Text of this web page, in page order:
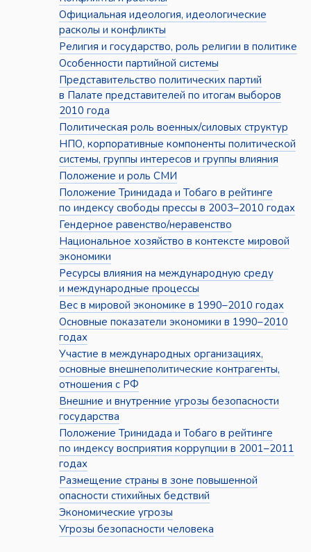
Официальная идеология, идеологические
расколы и конфликты
Религия и государство, роль религии в политике
Особенности партийной системы
Представительство политических партий
в Палате представителей по итогам выборов
2010 года
Политическая роль военных/силовых структур
НПО, корпоративные компоненты политической
системы, группы интересов и группы влияния
Положение и роль СМИ
Положение Тринидада и Тобаго в рейтинге
по индексу свободы прессы в 2003–2010 годах
Гендерное равенство/неравенство
Национальное хозяйство в контексте мировой
экономики
Ресурсы влияния на международную среду
и международные процессы
Вес в мировой экономике в 1990–2010 годах
Основные показатели экономики в 1990–2010
годах
Участие в международных организациях,
основные внешнеполитические контрагенты,
отношения с РФ
Внешние и внутренние угрозы безопасности
государства
Положение Тринидада и Тобаго в рейтинге
по индексу восприятия коррупции в 2001–2011
годах
Размещение страны в зоне повышенной
опасности стихийных бедствий
Экономические угрозы
Угрозы безопасности человека